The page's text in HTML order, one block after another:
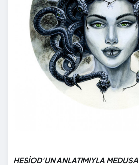
HESİOD'UN ANLATIMIYLA MEDUSA